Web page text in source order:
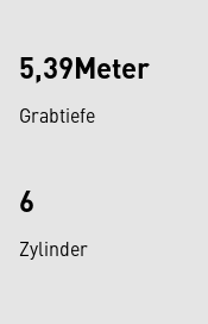
5,39Meter
Grabtiefe
6
Zylinder